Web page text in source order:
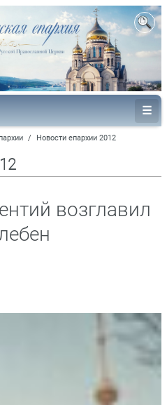
/ Новости епархии 2012
возглавил